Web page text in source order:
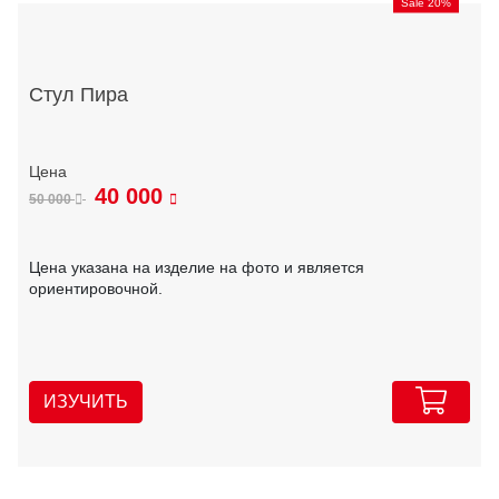
Стул Пира
50 000 40 000
Цена указана на изделие на фото и является
ориентировочной.
ИЗУЧИТЬ